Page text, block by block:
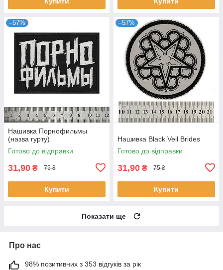
–57%
Нашивка Порнофильмы
(назва гурту)
Готово до відправки
31,90 ₴ 75 ₴
Купити
–57%
Нашивка Black Veil Brides
Готово до відправки
31,90 ₴ 75 ₴
Купити
Показати ще
Про нас
98% позитивних з 353 відгуків за рік